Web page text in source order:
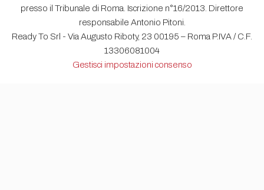
presso il Tribunale di Roma. Iscrizione n°16/2013. Direttore
responsabile Antonio Pitoni.
Ready To Srl - Via Augusto Riboty, 23 00195 – Roma P.IVA / C.F.
13306081004
Gestisci impostazioni consenso